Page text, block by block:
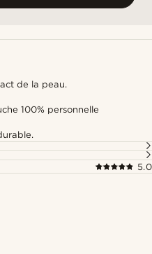
de la peau.
100% personnelle
5.0